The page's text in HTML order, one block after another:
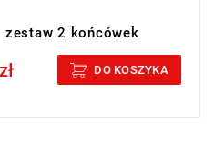
zestaw 2 końcówek
DO KOSZYKA